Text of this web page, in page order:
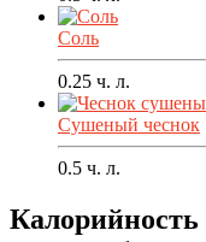
Соль
0.25 ч. л.
Сушеный чеснок
0.5 ч. л.